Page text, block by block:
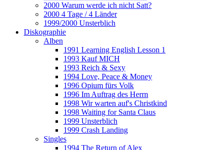
2000 Warum werde ich nicht Satt?
2000 4 Tage / 4 Länder
1999/2000 Unsterblich
Diskographie
Alben
1991 Learning English Lesson 1
1993 Kauf MICH
1993 Reich & Sexy
1994 Love, Peace & Money
1996 Opium fürs Volk
1996 Im Auftrag des Herrn
1998 Wir warten auf's Christkind
1998 Waiting for Santa Claus
1999 Unsterblich
1999 Crash Landing
Singles
1994 The Return of Alex